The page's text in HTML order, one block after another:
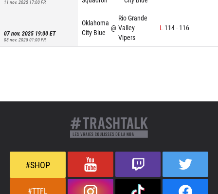
11 nov. 2025 17:00FR
07 nov. 2025 19:00ET
08 nov. 2025 01:00FR
Oklahoma
City Blue
@
Rio Grande
Valley
Vipers
L 114- 116
#SHOP
#TTFL